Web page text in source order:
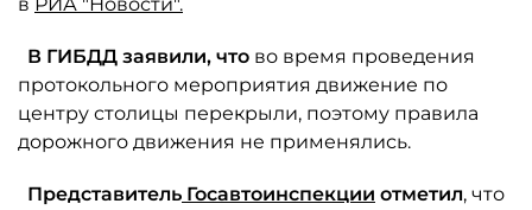
В ГИБДД заявили, что во время проведения
протокольного мероприятия движение по
центру столицы перекрыли, поэтому правила
дорожного движения не применялись.
Представитель Госавтоинспекции отметил, что